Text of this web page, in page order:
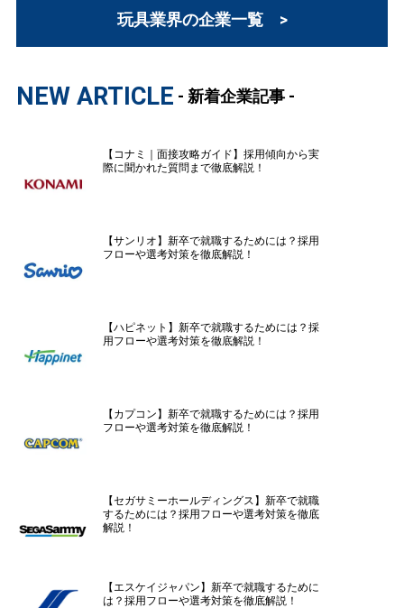
玩具業界の企業一覧 >
NEW ARTICLE - 新着企業記事 -
【コナミ｜面接攻略ガイド】採用傾向から実
際に聞かれた質問まで徹底解説！
【サンリオ】新卒で就職するためには？採用
フローや選考対策を徹底解説！
【ハピネット】新卒で就職するためには？採
用フローや選考対策を徹底解説！
【カプコン】新卒で就職するためには？採用
フローや選考対策を徹底解説！
【セガサミーホールディングス】新卒で就職
するためには？採用フローや選考対策を徹底
解説！
【エスケイジャパン】新卒で就職するために
は？採用フローや選考対策を徹底解説！